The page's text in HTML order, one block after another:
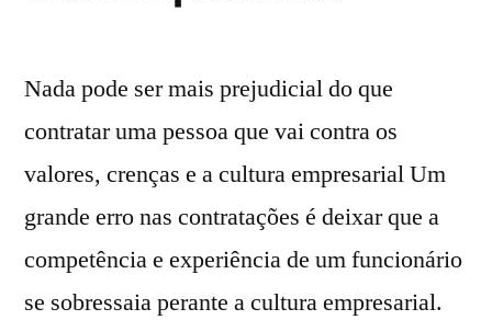
Nada pode ser mais prejudicial do que
contratar uma pessoa que vai contra os
valores, crenças e a cultura empresarial Um
grande erro nas contratações é deixar que a
competência e experiência de um funcionário
se sobressaia perante a cultura empresarial.